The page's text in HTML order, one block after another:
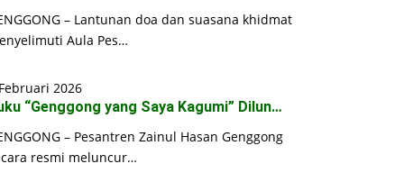
– Lantunan doa dan suasana khidmat
Aula Pes…
2026
“Genggong yang Saya Kagumi” Dilun…
– Pesantren Zainul Hasan Genggong
resmi meluncur…